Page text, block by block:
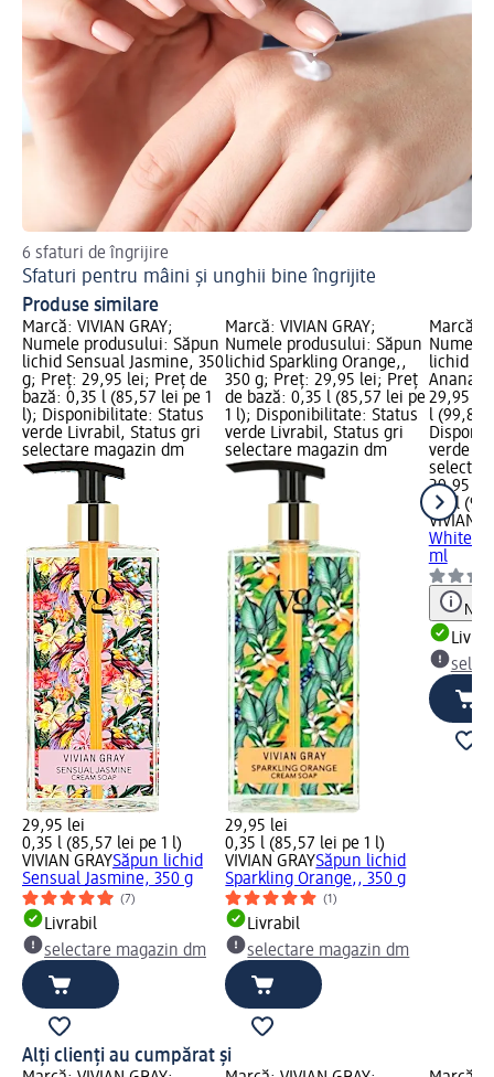
6 sfaturi de îngrijire
Sfaturi pentru mâini și unghii bine îngrijite
Produse similare
Marcă: VIVIAN GRAY;
Numele produsului: Săpun
lichid Sensual Jasmine, 350
g; Preț: 29,95 lei; Preț de
bază: 0,35 l (85,57 lei pe 1
l); Disponibilitate: Status
verde Livrabil, Status gri
selectare magazin dm
29,95 lei
0,35 l (85,57 lei pe 1 l)
VIVIAN GRAYSăpun lichid
Sensual Jasmine, 350 g
(7)
Livrabil
selectare magazin dm
Marcă: VIVIAN GRAY;
Numele produsului: Săpun
lichid Sparkling Orange,,
350 g; Preț: 29,95 lei; Preț
de bază: 0,35 l (85,57 lei pe
1 l); Disponibilitate: Status
verde Livrabil, Status gri
selectare magazin dm
29,95 lei
0,35 l (85,57 lei pe 1 l)
VIVIAN GRAYSăpun lichid
Sparkling Orange,, 350 g
(1)
Livrabil
selectare magazin dm
Marcă:
Numele
lichid
Ananas,
29,95
l (99,83
verde
29,95 lei
0,3 l
VIVIAN
White
ml
Notă
Alți clienți au cumpărat și